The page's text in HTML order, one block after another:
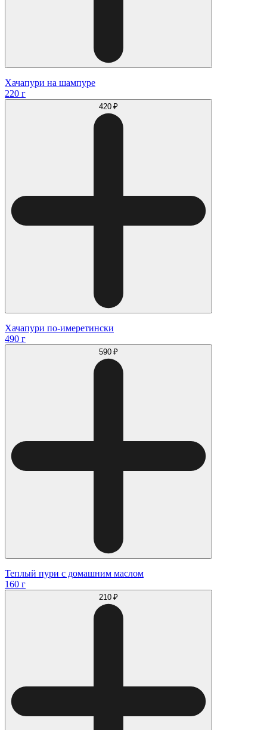
Хачапури на шампуре
220 г
420 ₽
Хачапури по-имеретински
490 г
590 ₽
Теплый пури с домашним маслом
160 г
210 ₽